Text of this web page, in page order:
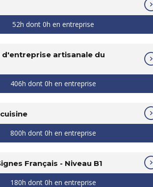
52h dont 0h en entreprise
d'entreprise artisanale du
406h dont 0h en entreprise
800h dont 0h en entreprise
Français - Niveau B1
180h dont 0h en entreprise